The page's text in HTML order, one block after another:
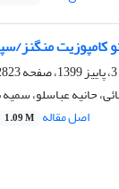
کامپوزیت منگنز/
2829
حانیه عباسلو، سمیه
اصل مقاله 1.09 M